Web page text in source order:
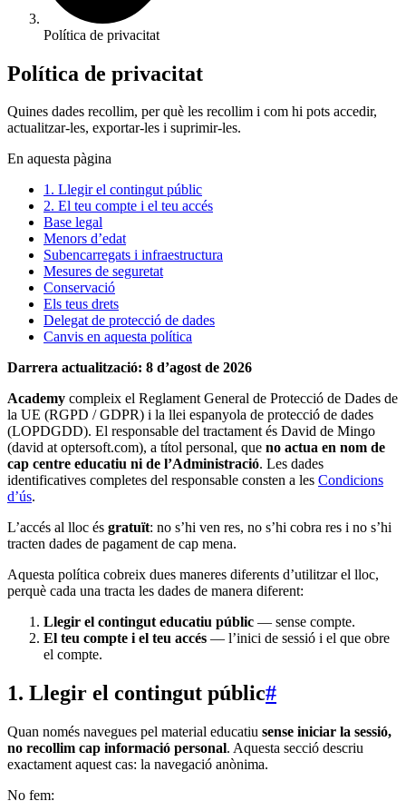
Política de privacitat
Política de privacitat
Quines dades recollim, per què les recollim i com hi pots accedir,
actualitzar-les, exportar-les i suprimir-les.
En aquesta pàgina
1. Llegir el contingut públic
2. El teu compte i el teu accés
Base legal
Menors d’edat
Subencarregats i infraestructura
Mesures de seguretat
Conservació
Els teus drets
Delegat de protecció de dades
Canvis en aquesta política
Darrera actualització: 8 d’agost de 2026
Academy compleix el Reglament General de Protecció de Dades de
la UE (RGPD / GDPR) i la llei espanyola de protecció de dades
(LOPDGDD). El responsable del tractament és David de Mingo
(david at optersoft.com), a títol personal, que no actua en nom de
cap centre educatiu ni de l’Administració. Les dades
identificatives completes del responsable consten a les Condicions
d’ús.
L’accés al lloc és gratuït: no s’hi ven res, no s’hi cobra res i no s’hi
tracten dades de pagament de cap mena.
Aquesta política cobreix dues maneres diferents d’utilitzar el lloc,
perquè cada una tracta les dades de manera diferent:
Llegir el contingut educatiu públic — sense compte.
El teu compte i el teu accés — l’inici de sessió i el que obre
el compte.
1. Llegir el contingut públic#
Quan només navegues pel material educatiu sense iniciar la sessió,
no recollim cap informació personal. Aquesta secció descriu
exactament aquest cas: la navegació anònima.
No fem: